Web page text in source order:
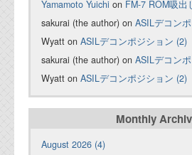
Yamamoto Yuichi on FM-7 ROM吸出
sakurai (the author) on ASILデコン
Wyatt on ASILデコンポジション (2)
sakurai (the author) on ASILデコン
Wyatt on ASILデコンポジション (2)
Monthly
August 2026 (4)